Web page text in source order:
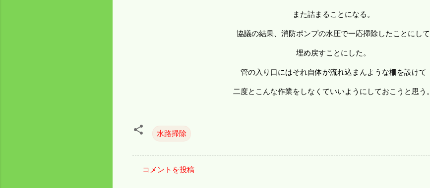
また詰まることになる。
協議の結果、消防ポンプの水圧で一応掃除したことにして
埋め戻すことにした。
管の入り口にはそれ自体が流れ込まんような柵を設けて
二度とこんな作業をしなくていいようにしておこうと思う。
水路掃除
コメントを投稿